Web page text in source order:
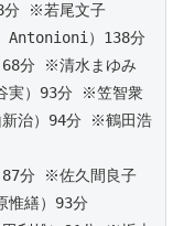
分 ※若尾文子
68分 ※清水まゆみ
実）93分 ※笠智衆
新治）94分 ※鶴田浩
87分 ※佐久間良子
惟繕）93分